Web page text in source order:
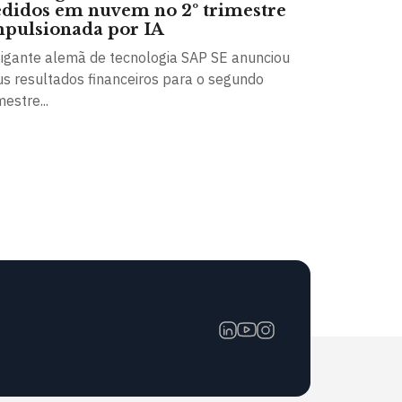
em nuvem no 2º trimestre
por IA
alemã de tecnologia SAP SE anunciou
resultados financeiros para o segundo